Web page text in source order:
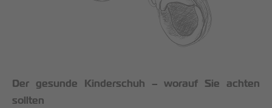
Der gesunde Kinderschuh – worauf Sie achten
sollten